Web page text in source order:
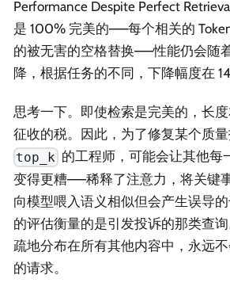
Performance Despite Perfect
是 100% 完美的——每个相关的
的被无害的空格替换——性能仍会随
降，根据任务的不同，下降幅度在
思考一下。即使检索是完美的，长
征收的税。因此，为了修复某个质
top_k 的工程师，可能会让其他每
变得更糟——稀释了注意力，将关键
向模型喂入语义相似但会产生误导的
的评估衡量的是引发投诉的那类查
疏地分布在所有其他内容中，永远
的请求。